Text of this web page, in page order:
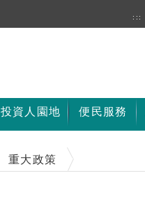
:::
投資人園地 便民服務
重大政策